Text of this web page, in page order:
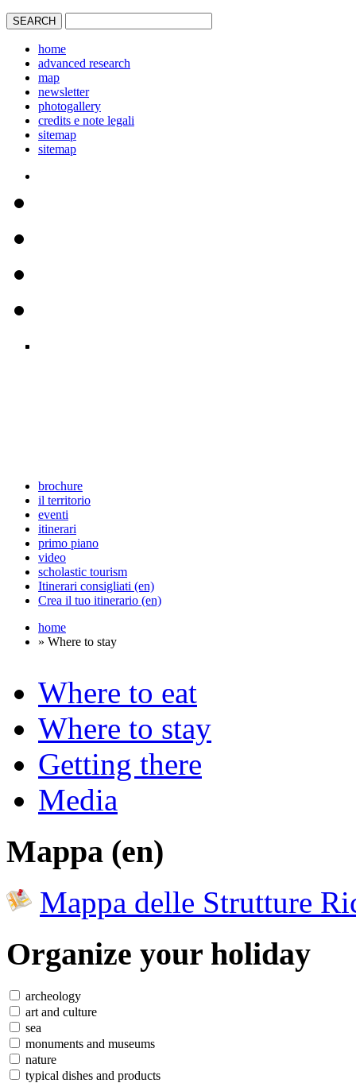
home
advanced research
map
newsletter
photogallery
credits e note legali
sitemap
sitemap
brochure
il territorio
eventi
itinerari
primo piano
video
scholastic tourism
Itinerari consigliati (en)
Crea il tuo itinerario (en)
home
» Where to stay
Where to eat
Where to stay
Getting there
Media
Mappa (en)
Mappa delle Strutture
Organize your holiday
archeology
art and culture
sea
monuments and museums
nature
typical dishes and products